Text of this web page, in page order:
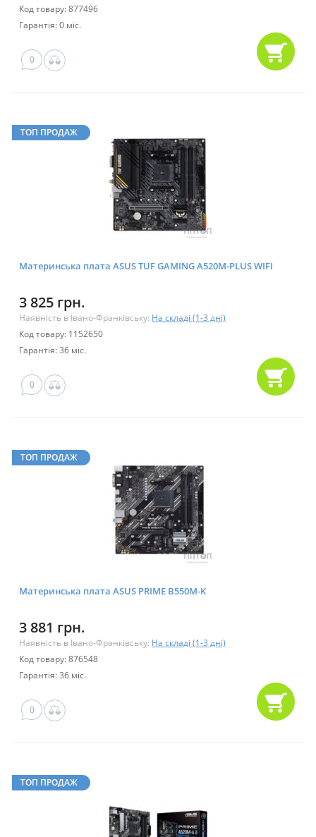
Код товару: 877496
Гарантія: 0 міс.
0
ТОП ПРОДАЖ
Материнська плата ASUS TUF GAMING A520M-PLUS WIFI
3 825 грн.
Наявність в Івано-Франківську: На складі (1-3 дні)
Код товару: 1152650
Гарантія: 36 міс.
0
ТОП ПРОДАЖ
Материнська плата ASUS PRIME B550M-K
3 881 грн.
Наявність в Івано-Франківську: На складі (1-3 дні)
Код товару: 876548
Гарантія: 36 міс.
0
ТОП ПРОДАЖ